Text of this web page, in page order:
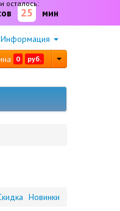
осталось:
25 мин
Информация
0 руб.
Новинки